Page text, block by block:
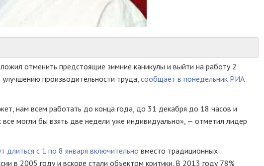
отменить предстоящие зимние каникулы и выйти на работу 2
производительности труда, сообщает в понедельник РИА
нам всем работать до конца года, до 31 декабря до 18 часов и
могли бы взять две недели уже индивидуально», — отметил лидер
длиться с 1 по 8 января включительно вместо традиционных
в 2005 году и вскоре стали объектом критики. В 2013 году 78%